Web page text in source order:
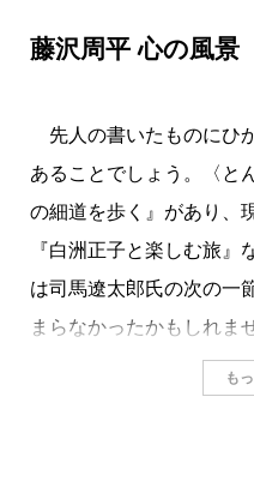
藤沢周平 心の風景
先人の書いたものにひ
あることでしょう。〈と
の細道を歩く』があり、
『白洲正子と楽しむ旅』
は司馬遼太郎氏の次の一
まらなかったかもしれま
地をすぎ、近江の野がひ
も